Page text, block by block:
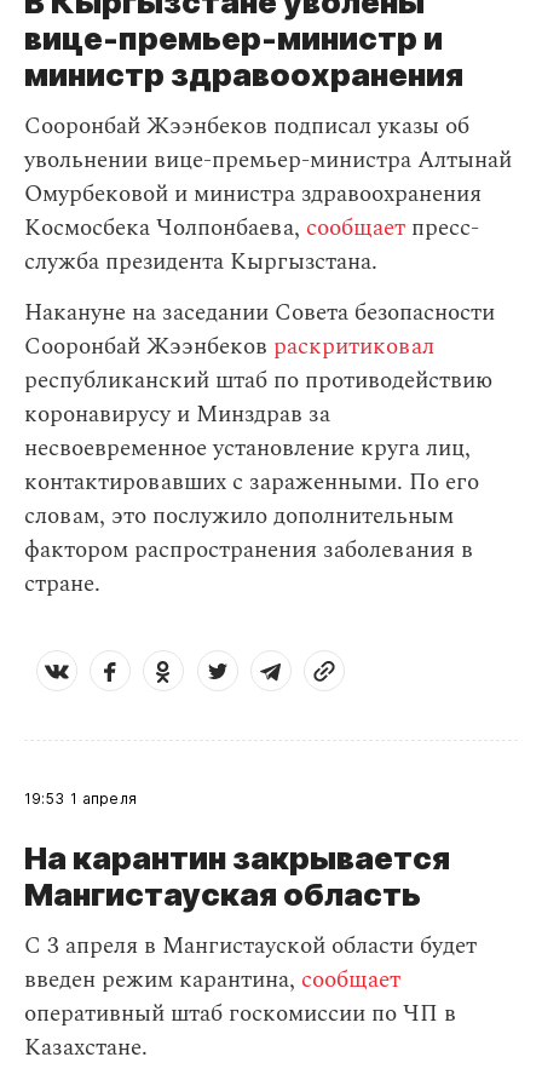
вице-премьер-министр и
министр здравоохранения
Сооронбай Жээнбеков подписал указы об
увольнении вице-премьер-министра Алтынай
Омурбековой и министра здравоохранения
Космосбека Чолпонбаева, сообщает пресс-
служба президента Кыргызстана.
Накануне на заседании Совета безопасности
Сооронбай Жээнбеков раскритиковал
республиканский штаб по противодействию
коронавирусу и Минздрав за
несвоевременное установление круга лиц,
контактировавших с зараженными. По его
словам, это послужило дополнительным
фактором распространения заболевания в
стране.
19:53 1 апреля
На карантин закрывается
Мангистауская область
С 3 апреля в Мангистауской области будет
введен режим карантина, сообщает
оперативный штаб госкомиссии по ЧП в
Казахстане.